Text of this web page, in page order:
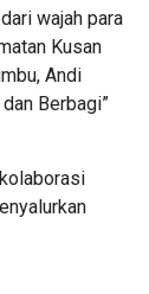
wajah para
Kusan
Andi
Berbagi”